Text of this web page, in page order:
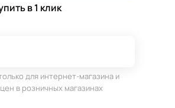
в 1 клик
для интернет-магазина и
в розничных магазинах